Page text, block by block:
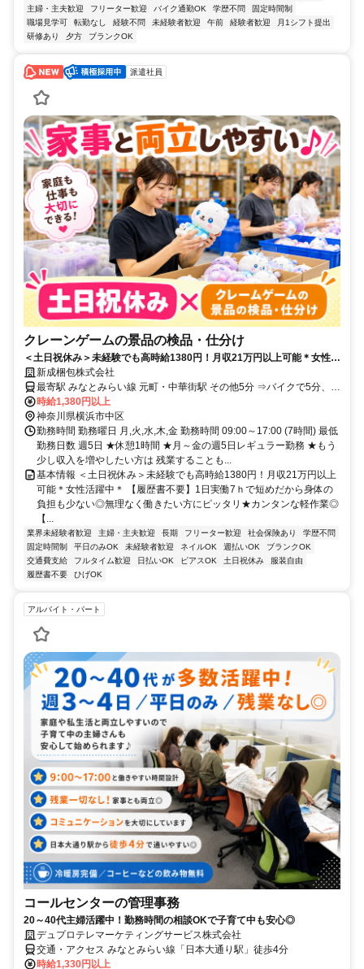
主婦・主夫歓迎
フリーター歓迎 バイク通勤OK 学歴不問
固定時間制
職場見学可
転勤なし 経験不問 未経験者歓迎 午前 経験者歓迎
月1シフト提出
研修あり
夕方 ブランクOK
派遣社員
クレーンゲームの景品の検品・仕分け
＜土日祝休み＞未経験でも高時給1380円！月収21万円以上可能＊女性活
躍中＊
新成梱包株式会社
最寄駅 みなとみらい線 元町・中華街駅 その他5分 ⇒バイクで5分、自
転車で9分 ＪＲ根岸線 石川町駅 その他8分 ⇒バイクで8分、自転車で
13分
時給1,380円以上
神奈川県横浜市中区
勤務時間 勤務曜日 月,火,水,木,金 勤務時間 09:00～17:00 (7時間) 最低
勤務日数 週5日 ★休憩1時間 ★月～金の週5日レギュラー勤務 ★もう
少し収入を増やしたい方は 残業することも...
基本情報 ＜土日祝休み＞未経験でも高時給1380円！月収21万円以上
可能＊女性活躍中＊ 【履歴書不要】1日実働7ｈで短めだから身体の
負担も少ない◎無理なく働きたい方にピッタリ★カンタンな軽作業◎
【...
業界未経験者歓迎 主婦・主夫歓迎 長期 フリーター歓迎 社会保険あり
学歴不問
固定時間制
平日のみOK 未経験者歓迎 ネイルOK 週払いOK
ブランクOK
交通費支給
フルタイム歓迎 日払いOK ピアスOK 土日祝休み
服装自由
履歴書不要
ひげOK
アルバイト・パート
コールセンターの管理事務
20～40代主婦活躍中！勤務時間の相談OKで子育て中も安心◎
デュプロテレマーケティングサービス株式会社
交通・アクセス みなとみらい線「日本大通り駅」徒歩4分
時給1,330円以上